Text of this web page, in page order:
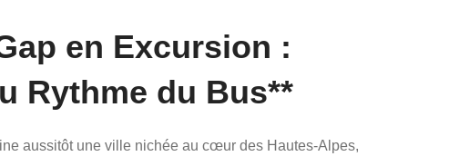
en Excursion :
Rythme du Bus**
aussitôt une ville nichée au cœur des Hautes-Alpes,